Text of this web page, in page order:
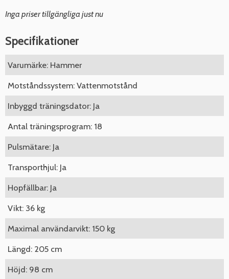
Inga priser tillgängliga just nu
Specifikationer
Varumärke: Hammer
Motståndssystem: Vattenmotstånd
Inbyggd träningsdator: Ja
Antal träningsprogram: 18
Pulsmätare: Ja
Transporthjul: Ja
Hopfällbar: Ja
Vikt: 36 kg
Maximal användarvikt: 150 kg
Längd: 205 cm
Höjd: 98 cm